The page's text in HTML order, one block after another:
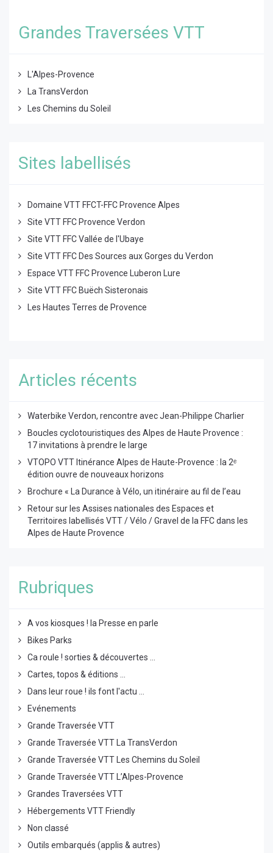
Grandes Traversées VTT
L'Alpes-Provence
La TransVerdon
Les Chemins du Soleil
Sites labellisés
Domaine VTT FFCT-FFC Provence Alpes
Site VTT FFC Provence Verdon
Site VTT FFC Vallée de l'Ubaye
Site VTT FFC Des Sources aux Gorges du Verdon
Espace VTT FFC Provence Luberon Lure
Site VTT FFC Buëch Sisteronais
Les Hautes Terres de Provence
Articles récents
Waterbike Verdon, rencontre avec Jean-Philippe Charlier
Boucles cyclotouristiques des Alpes de Haute Provence :
17 invitations à prendre le large
VTOPO VTT Itinérance Alpes de Haute-Provence : la 2ᵉ
édition ouvre de nouveaux horizons
Brochure « La Durance à Vélo, un itinéraire au fil de l’eau
Retour sur les Assises nationales des Espaces et
Territoires labellisés VTT / Vélo / Gravel de la FFC dans les
Alpes de Haute Provence
Rubriques
A vos kiosques ! la Presse en parle
Bikes Parks
Ca roule ! sorties & découvertes ...
Cartes, topos & éditions ...
Dans leur roue ! ils font l'actu ...
Evénements
Grande Traversée VTT
Grande Traversée VTT La TransVerdon
Grande Traversée VTT Les Chemins du Soleil
Grande Traversée VTT L’Alpes-Provence
Grandes Traversées VTT
Hébergements VTT Friendly
Non classé
Outils embarqués (applis & autres)